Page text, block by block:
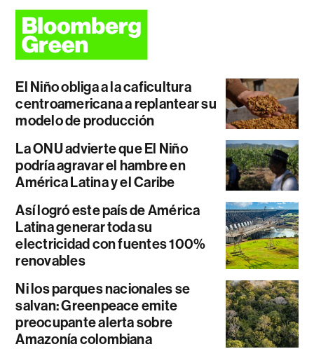
El Niño obliga a la caficultura
centroamericana a replantear su
modelo de producción
La ONU advierte que El Niño
podría agravar el hambre en
América Latina y el Caribe
Así logró este país de América
Latina generar toda su
electricidad con fuentes 100%
renovables
Ni los parques nacionales se
salvan: Greenpeace emite
preocupante alerta sobre
Amazonía colombiana